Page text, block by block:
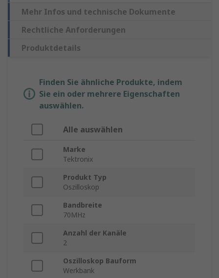
Mehr Infos und technische Dokumente
Rechtliche Anforderungen
Produktdetails
Finden Sie ähnliche Produkte, indem
Sie ein oder mehrere Eigenschaften
auswählen.
Alle auswählen
Marke
Tektronix
Produkt Typ
Oszilloskop
Bandbreite
70MHz
Anzahl der Kanäle
2
Oszilloskop Bauform
Werkbank